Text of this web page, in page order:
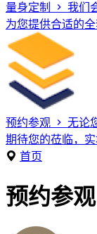
量身定制
我们
为您提供合适的
预约参观
无论
期待您的莅临，
首页
预约参观